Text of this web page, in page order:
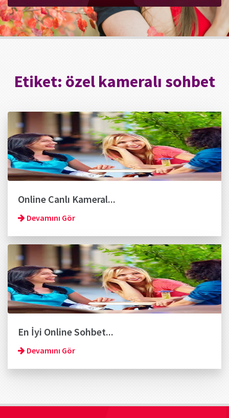
Etiket: özel kameralı sohbet
Online Canlı Kameral...
Devamını Gör
En İyi Online Sohbet...
Devamını Gör